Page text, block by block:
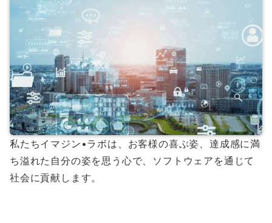
私たちイマジン•ラボは、お客様の喜ぶ姿、達成感に満
ち溢れた自分の姿を思う心で、ソフトウェアを通じて
社会に貢献します。